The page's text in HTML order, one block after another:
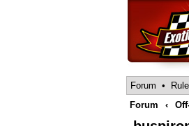
Forum •
Forum
‹